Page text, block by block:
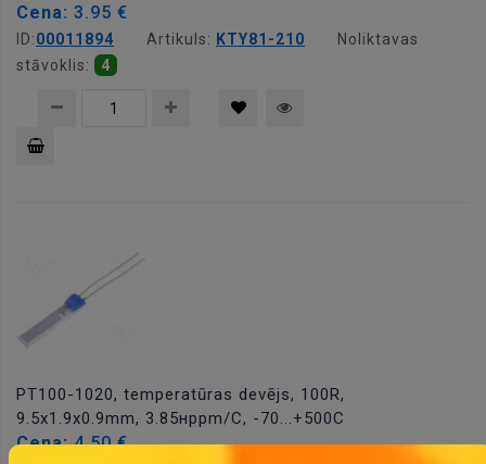
Cena: 3.95 €
ID:00011894 Artikuls: KTY81-210
Noliktavas
stāvoklis:
4
PT100-1020, temperatūras devējs, 100R,
9.5x1.9x0.9mm, 3.85нppm/C, -70...+500C
Cena:4.50 €